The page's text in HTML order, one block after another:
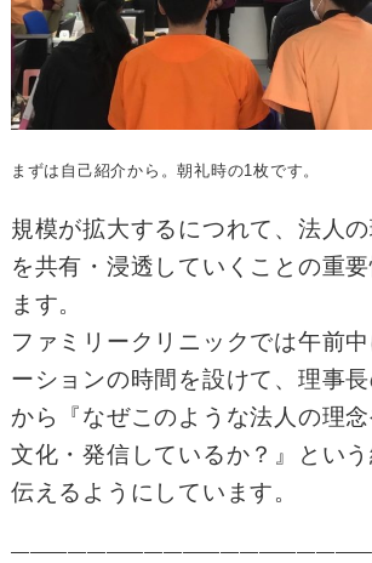
まずは自己紹介から。朝礼時の1枚です。
規模が拡大するにつれて、法人
を共有・浸透していくことの重
ます。
ファミリークリニックでは午前
ーションの時間を設けて、理事
から『なぜこのような法人の理
文化・発信しているか？』とい
伝えるようにしています。